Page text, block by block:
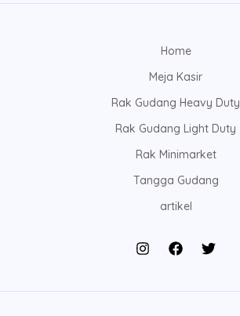
Home
Meja Kasir
Rak Gudang Heavy Duty
Rak Gudang Light Duty
Rak Minimarket
Tangga Gudang
artikel